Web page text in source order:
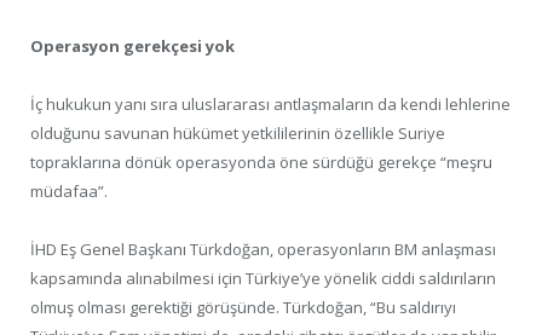
Operasyon gerekçesi yok
İç hukukun yanı sıra uluslararası antlaşmaların da kendi lehlerine
olduğunu savunan hükümet yetkililerinin özellikle Suriye
topraklarına dönük operasyonda öne sürdüğü gerekçe “meşru
müdafaa”.
İHD Eş Genel Başkanı Türkdoğan, operasyonların BM anlaşması
kapsamında alınabilmesi için Türkiye’ye yönelik ciddi saldırıların
olmuş olması gerektiği görüşünde. Türkdoğan, “Bu saldırıyı